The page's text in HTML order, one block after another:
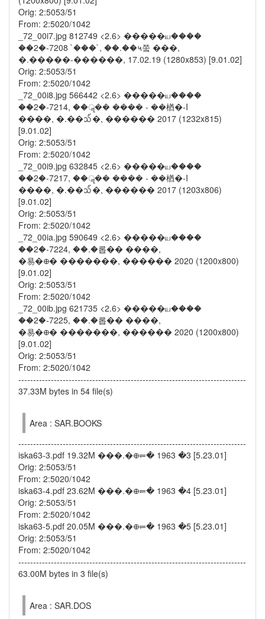
Orig: 2:5053/51
From: 2:5020/1042
_72_00i7.jpg 812749 <2.6> �����ய����
��2�-7208 `���`, ��.��५쭠 ���,
�.�����-������, 17.02.19 (1280x853) [9.01.02]
Orig: 2:5053/51
From: 2:5020/1042
_72_00i8.jpg 566442 <2.6> �����ய����
��2�-7214, ��ॣ�� ���� - ��楢�-I
����, �.��᪢�, ������ 2017 (1232x815)
[9.01.02]
Orig: 2:5053/51
From: 2:5020/1042
_72_00i9.jpg 632845 <2.6> �����ய����
��2�-7217, ��ॣ�� ���� - ��楢�-I
����, �.��᪢�, ������ 2017 (1203x806)
[9.01.02]
Orig: 2:5053/51
From: 2:5020/1042
_72_00ia.jpg 590649 <2.6> �����ய����
��2�-7224, ��.�롭�� ����,
�易�᪠� �������, ������ 2020 (1200x800)
[9.01.02]
Orig: 2:5053/51
From: 2:5020/1042
_72_00ib.jpg 621735 <2.6> �����ய����
��2�-7225, ��.�롭�� ����,
�易�᪠� �������, ������ 2020 (1200x800)
[9.01.02]
Orig: 2:5053/51
From: 2:5020/1042
-----------------------------------------------------------------------------
37.33M bytes in 54 file(s)
Area : SAR.BOOKS
-----------------------------------------------------------------------------
iska63-3.pdf 19.32M ���.�᪠⥫� 1963 �3 [5.23.01]
Orig: 2:5053/51
From: 2:5020/1042
iska63-4.pdf 23.62M ���.�᪠⥫� 1963 �4 [5.23.01]
Orig: 2:5053/51
From: 2:5020/1042
iska63-5.pdf 20.05M ���.�᪠⥫� 1963 �5 [5.23.01]
Orig: 2:5053/51
From: 2:5020/1042
-----------------------------------------------------------------------------
63.00M bytes in 3 file(s)
Area : SAR.DOS